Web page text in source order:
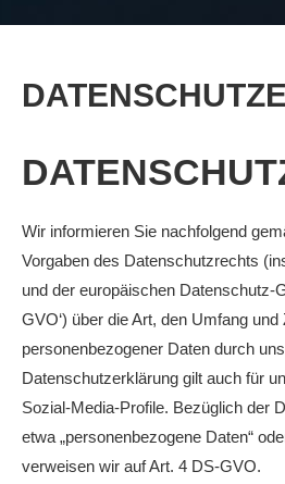
VEREIN
Das Clubhaus
Mitgliedschaft
Downloads
Bespannungsservice
Die Geschichte
Die Sponsoren
Die Fotos
Wir informieren Sie nachfolgend
Vorgaben des Datenschutzrechts
und der europäischen Datenschutz-
GVO‘) über die Art, den Umfang
personenbezogener Daten durch
Datenschutzerklärung gilt auch für
Sozial-Media-Profile. Bezüglich der
etwa „personenbezogene Daten“
verweisen wir auf Art. 4 DS-GVO.